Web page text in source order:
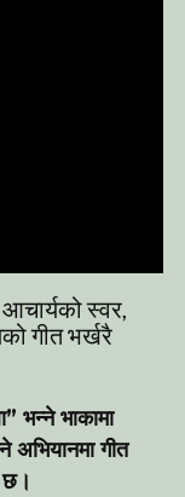
स्वर,
गीत भर्खरै
भन्ने भाकामा
अभियानमा गीत
छ।